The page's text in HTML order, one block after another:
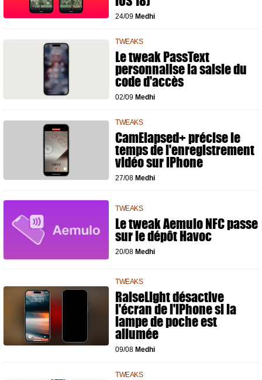
24/09 Medhi
TWEAKS
Le tweak PassText
personnalise la saisie du
code d'accès
02/09 Medhi
TWEAKS
CamElapsed+ précise le
temps de l'enregistrement
vidéo sur iPhone
27/08 Medhi
TWEAKS
Le tweak Aemulo NFC passe
sur le dépôt Havoc
20/08 Medhi
TWEAKS
RaiseLight désactive
l'écran de l'iPhone si la
lampe de poche est
allumée
09/08 Medhi
TWEAKS